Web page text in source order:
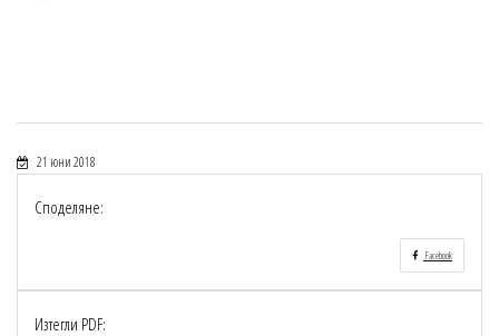
21 юни 2018
Споделяне:
Facebook
Изтегли PDF: